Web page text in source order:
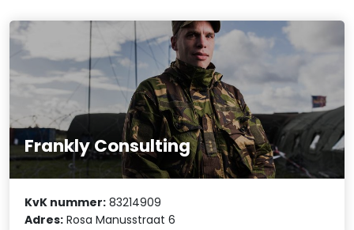
Frankly Consulting
KvK nummer: 83214909
Adres: Rosa Manusstraat 6